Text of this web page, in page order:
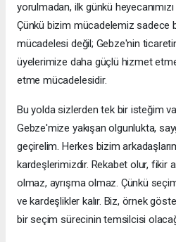
yorulmadan, ilk günkü
Çünkü bizim mücadelemiz sadece
mücadelesi değil; Gebze'nin
üyelerimize daha güçlü hizmet
etme mücadelesidir.
Bu yolda sizlerden tek bir isteğim
Gebze'mize yakışan olgunlukta,
geçirelim. Herkes bizim
kardeşlerimizdir. Rekabet olur, fikir
olmaz, ayrışma olmaz. Çünkü
ve kardeşlikler kalır. Biz, örnek
bir seçim sürecinin temsilcisi